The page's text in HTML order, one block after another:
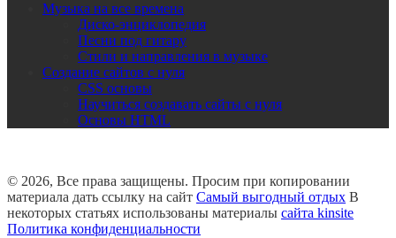
Музыка на все времена
Диско-энциклопедия
Песни под гитару
Стили и направления в музыке
Создание сайтов с нуля
CSS основы
Научиться создавать сайты с нуля
Основы HTML
© 2026, Все права защищены. Просим при копировании
материала дать ссылку на сайт Самый выгодный отдых В
некоторых статьях использованы материалы сайта kinsite
Политика конфиденциальности